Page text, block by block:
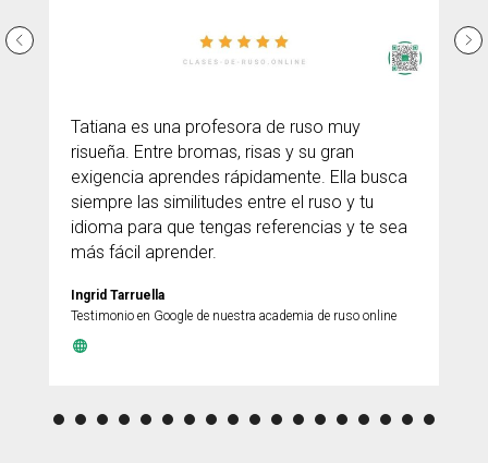
Tatiana es una profesora de ruso muy
risueña. Entre bromas, risas y su gran
exigencia aprendes rápidamente. Ella busca
siempre las similitudes entre el ruso y tu
idioma para que tengas referencias y te sea
más fácil aprender.
Ingrid Tarruella
Testimonio en Google de nuestra academia de ruso online